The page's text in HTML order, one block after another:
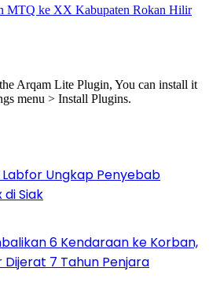
MTQ ke XX Kabupaten Rokan Hilir
Arqam Lite Plugin, You can install it
menu > Install Plugins.
Ungkap Penyebab
Siak
6 Kendaraan ke Korban,
7 Tahun Penjara